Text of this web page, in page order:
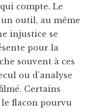
compte. Le
outil, au même
injustice se
pour la
souvent à ces
ou d’analyse
Certains
flacon pourvu